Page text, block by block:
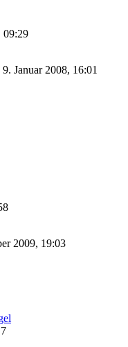
09:29
Januar 2008, 16:01
2009, 19:03